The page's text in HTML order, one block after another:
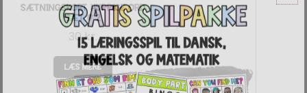
SÆTNINGSKORT HYPPIGE ORD
SÆT # 2
30kr.
LÆS MERE